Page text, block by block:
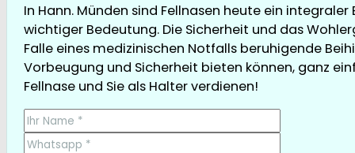
In Hann. Münden sind Fellnasen heute ein
wichtiger Bedeutung. Die Sicherheit und das
Falle eines medizinischen Notfalls beruhigende
Vorbeugung und Sicherheit bieten können, ganz
Fellnase und Sie als Halter verdienen!